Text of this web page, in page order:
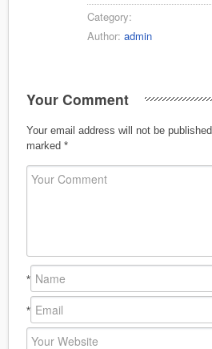
Category:
Author: admin
Your Comment
Your email address will not be published.
marked *
*
*